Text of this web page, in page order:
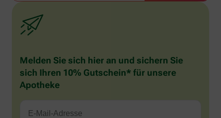
Melden Sie sich hier an und sichern Sie
sich Ihren 10% Gutschein* für unsere
Apotheke